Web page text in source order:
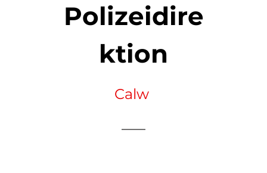
Polizeidire
ktion
Calw